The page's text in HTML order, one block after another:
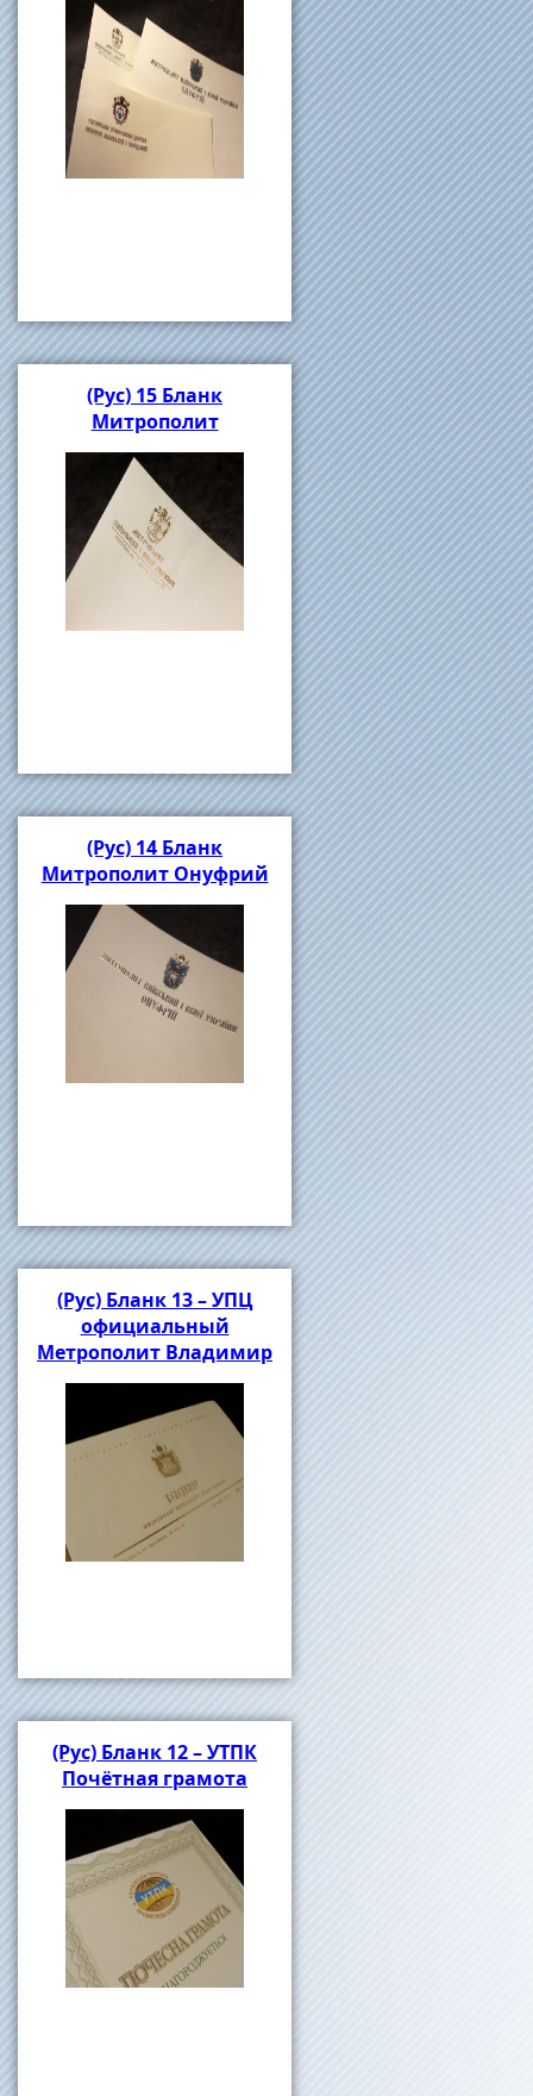
(Рус) 15 Бланк
Митрополит
(Рус) 14 Бланк
Митрополит Онуфрий
(Рус) Бланк 13 – УПЦ
официальный
Метрополит Владимир
(Рус) Бланк 12 – УТПК
Почётная грамота